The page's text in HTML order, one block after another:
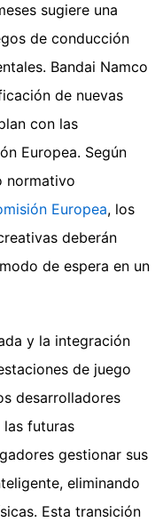
sugiere una
de conducción
Bandai Namco
de nuevas
con las
Europea. Según
normativo
Europea, los
deberán
de espera en un
y la integración
de juego
desarrolladores
las futuras
gestionar sus
eliminando
Esta transición